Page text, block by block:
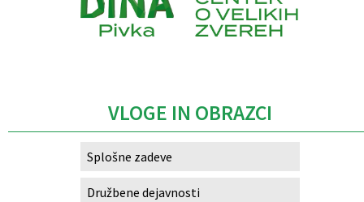
VLOGE IN OBRAZCI
Splošne zadeve
Družbene dejavnosti